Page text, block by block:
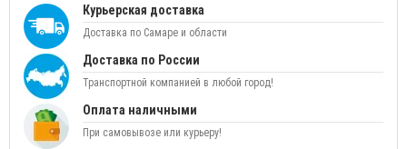
Курьерская доставка
Доставка по Самаре и области
Доставка по России
Транспортной компанией в любой город!
Оплата наличными
При самовывозе или курьеру!